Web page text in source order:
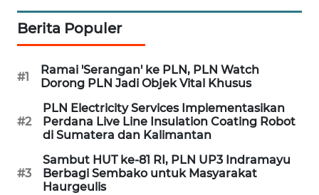
Berita Populer
#1
Ramai 'Serangan' ke PLN, PLN Watch
Dorong PLN Jadi Objek Vital Khusus
#2
PLN Electricity Services Implementasikan
Perdana Live Line Insulation Coating Robot
di Sumatera dan Kalimantan
#3
Sambut HUT ke-81 RI, PLN UP3 Indramayu
Berbagi Sembako untuk Masyarakat
Haurgeulis
WN
KUNINGAN
MAJALENGKA
WN
SUBANG
WN
SUKABUMI